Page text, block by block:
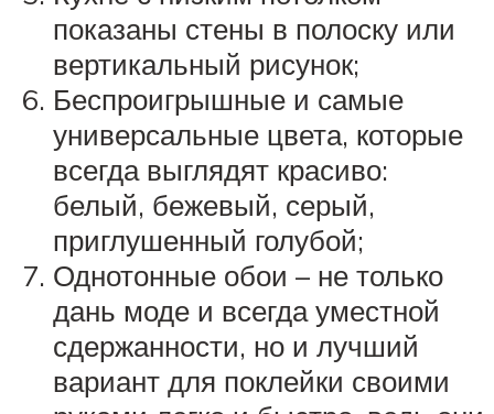
показаны стены в полоску или
вертикальный рисунок;
Беспроигрышные и самые
универсальные цвета, которые
всегда выглядят красиво:
белый, бежевый, серый,
приглушенный голубой;
Однотонные обои – не только
дань моде и всегда уместной
сдержанности, но и лучший
вариант для поклейки своими